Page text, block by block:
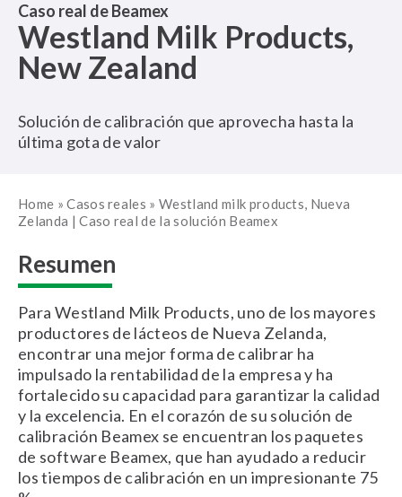
Caso real de Beamex
Westland Milk Products,
New Zealand
Solución de calibración que aprovecha hasta la
última gota de valor
Home »Casos reales »Westland milk products, Nueva
Zelanda | Caso real de la solución Beamex
Resumen
Para Westland Milk Products, uno de los mayores
productores de lácteos de Nueva Zelanda,
encontrar una mejor forma de calibrar ha
impulsado la rentabilidad de la empresa y ha
fortalecido su capacidad para garantizar la calidad
y la excelencia. En el corazón de su solución de
calibración Beamex se encuentran los paquetes
de software Beamex, que han ayudado a reducir
los tiempos de calibración en un impresionante 75